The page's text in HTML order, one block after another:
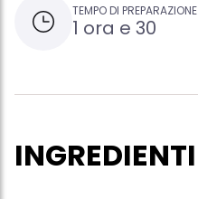
TEMPO DI PREPARAZIONE
1 ora e 30
INGREDIENTI